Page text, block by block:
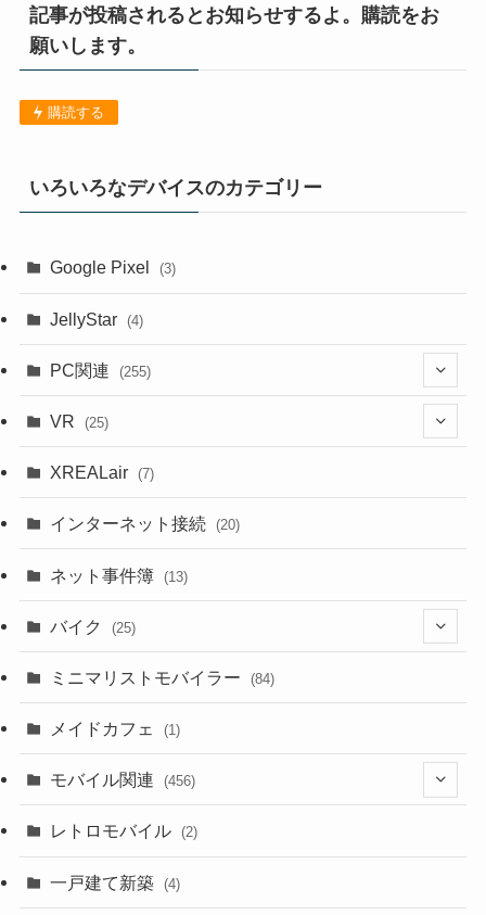
記事が投稿されるとお知らせするよ。購読をお
願いします。
購読する
いろいろなデバイスのカテゴリー
Google Pixel (3)
JellyStar (4)
PC関連 (255)
(9)
(1)
(18)
(2)
(10)
(18)
(19)
VR (25)
(18)
(13)
XREALair (7)
インターネット接続 (20)
ネット事件簿 (13)
バイク (25)
(8)
(23)
ミニマリストモバイラー (84)
メイドカフェ (1)
モバイル関連 (456)
(7)
レトロモバイル (2)
一戸建て新築 (4)